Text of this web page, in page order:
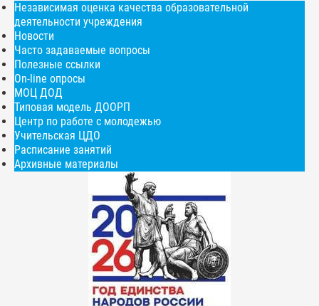
Независимая оценка качества образовательной
деятельности учреждения
Новости
Часто задаваемые вопросы
Полезные ссылки
On-line опросы
МОЦ ДОД
Типовая модель ДООРП
Центр по работе с молодежью
Учительская ЦДО
Расписание занятий
Архивные материалы